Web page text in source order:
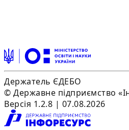
Держатель ЄДЕБО
© Державне підприємство
Версія 1.2.8 | 07.08.2026